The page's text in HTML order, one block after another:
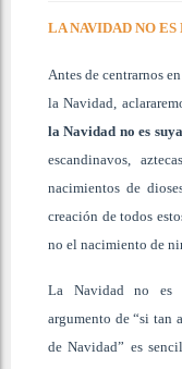
LA NAVIDAD NO
Antes de centrarnos
la Navidad,
la Navidad no es suya
escandinavos,
nacimientos de
creación de todos
no el nacimiento de
La Navidad no es
argumento de “si tan
de Navidad” es